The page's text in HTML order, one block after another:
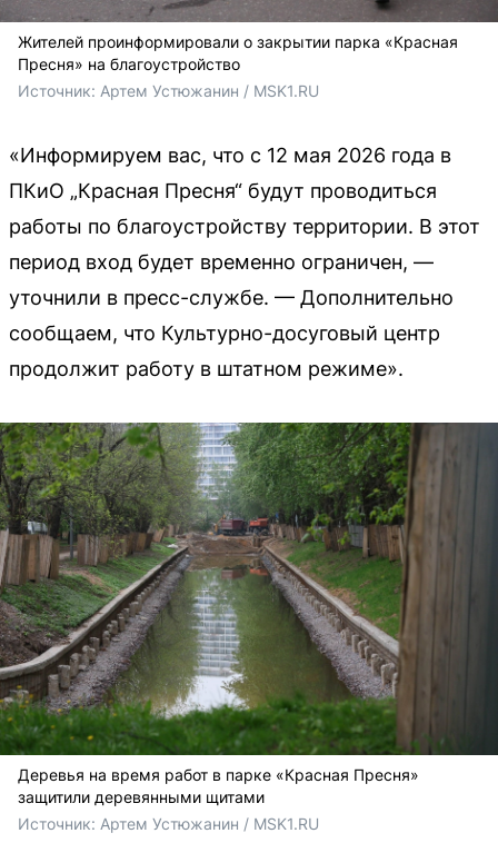
Жителей проинформировали о закрытии парка «Красная
Пресня» на благоустройство
Источник: Артем Устюжанин / MSK1.RU
«Информируем вас, что с 12 мая 2026 года в
ПКиО „Красная Пресня“ будут проводиться
работы по благоустройству территории. В этот
период вход будет временно ограничен, —
уточнили в пресс-службе. — Дополнительно
сообщаем, что Культурно-досуговый центр
продолжит работу в штатном режиме».
Деревья на время работ в парке «Красная Пресня»
защитили деревянными щитами
Источник: Артем Устюжанин / MSK1.RU